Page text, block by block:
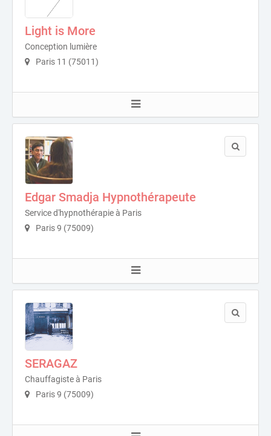
Light is More
Conception lumière
Paris 11 (75011)
Edgar Smadja Hypnothérapeute
Service d'hypnothérapie à Paris
Paris 9 (75009)
SERAGAZ
Chauffagiste à Paris
Paris 9 (75009)